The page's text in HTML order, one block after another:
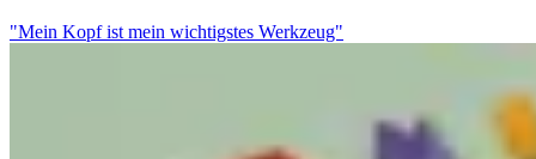
"Mein Kopf ist mein wichtigstes Werkzeug"